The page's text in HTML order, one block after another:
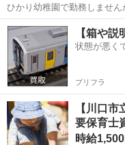
ひかり幼稚園で勤務しませ
も隣接し安心安全な環境の
いきませんか 認定こども園なので2階の乳児クラス希望か 1回の幼児ク
ラスかどちらも選べま...
埼玉 さいたま市 北
【箱や
状態が悪く
プリフラ
【川口
要保育士
時給1,500